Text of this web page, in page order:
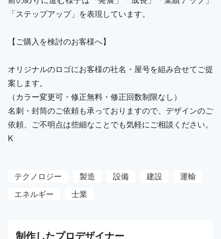
「ステップアップ」を表現しています。
【ご購入を検討のお客様へ】
オリジナルのロゴにお客様の社名・屋号を組み合せてご提
案します。
（カラー変更可・修正無料・修正回数制限なし）
名刺・封筒のご依頼も承っておりますので、デザインのご
依頼、ご不明点は些細なことでも気軽にご相談ください。
K
テクノロジー 製造 設備 建設
運輸
エネルギー
士業
制作したプロデザイナー